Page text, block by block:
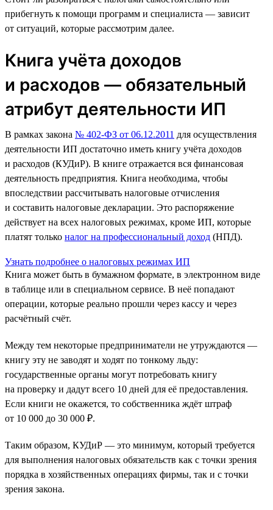
прибегнуть к помощи программ и специалиста — зависит
от ситуаций, которые рассмотрим далее.
Книга учёта доходов
и расходов — обязательный
атрибут деятельности ИП
В рамках закона № 402-ФЗ от 06.12.2011 для осуществления
деятельности ИП достаточно иметь книгу учёта доходов
и расходов (КУДиР). В книге отражается вся финансовая
деятельность предприятия. Книга необходима, чтобы
впоследствии рассчитывать налоговые отчисления
и составить налоговые декларации. Это распоряжение
действует на всех налоговых режимах, кроме ИП, которые
платят только налог на профессиональный доход (НПД).
Узнать подробнее о налоговых режимах ИП
Книга может быть в бумажном формате, в электронном виде
в таблице или в специальном сервисе. В неё попадают
операции, которые реально прошли через кассу и через
расчётный счёт.
Между тем некоторые предприниматели не утруждаются —
книгу эту не заводят и ходят по тонкому льду:
государственные органы могут потребовать книгу
на проверку и дадут всего 10 дней для её предоставления.
Если книги не окажется, то собственника ждёт штраф
от 10 000 до 30 000 ₽.
Таким образом, КУДиР — это минимум, который требуется
для выполнения налоговых обязательств как с точки зрения
порядка в хозяйственных операциях фирмы, так и с точки
зрения закона.